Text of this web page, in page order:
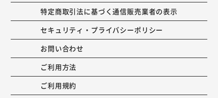
特定商取引法に基づく通信販売業者の表示
セキュリティ・プライバシーポリシー
お問い合わせ
ご利用方法
ご利用規約